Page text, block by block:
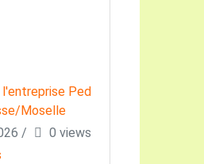
Ped
Moselle
/
0 views